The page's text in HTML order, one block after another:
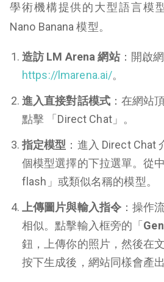
學術機構提供的大型語言模
Nano Banana 模型。
造訪 LM Arena 網站：開啟
https://lmarena.ai/。
進入直接對話模式：在網站
點擊 「Direct Chat」。
指定模型 ：進入 Direct Chat
個模型選擇的下拉選單。從
flash」或類似名稱的模型。
上傳圖片與輸入指令 ：操作
相似。點擊輸入框旁的「
鈕，上傳你的照片，然後在
按下生成後，網站同樣會產出